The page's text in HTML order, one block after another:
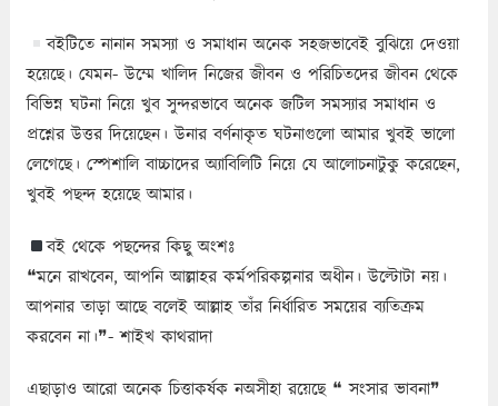
বইটিতে নানান সমস্যা ও সমাধান অনেক সহজভাবেই বুঝিয়ে দেওয়া
হয়েছে। যেমন- উম্মে খালিদ নিজের জীবন ও পরিচিতদের জীবন থেকে
বিভিন্ন ঘটনা নিয়ে খুব সুন্দরভাবে অনেক জটিল সমস্যার সমাধান ও
প্রশ্নের উত্তর দিয়েছেন। উনার বর্ণনাকৃত ঘটনাগুলো আমার খুবই ভালো
লেগেছে। স্পেশালি বাচ্চাদের অ্যাবিলিটি নিয়ে যে আলোচনাটুকু করেছেন,
খুবই পছন্দ হয়েছে আমার।
বই থেকে পছন্দের কিছু অংশঃ
❝মনে রাখবেন, আপনি আল্লাহর কর্মপরিকল্পনার অধীন। উল্টোটা নয়।
আপনার তাড়া আছে বলেই আল্লাহ তাঁর নির্ধারিত সময়ের ব্যতিক্রম
করবেন না।❞- শাইখ কাথরাদা
এছাড়াও আরো অনেক চিত্তাকর্ষক নঅসীহা রয়েছে ❝ সংসার ভাবনা❞